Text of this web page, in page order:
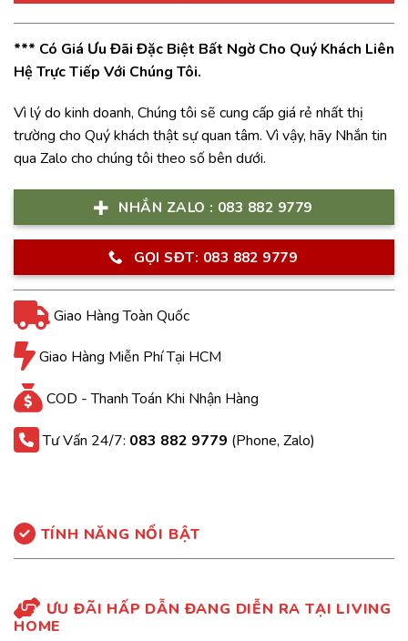
*** Có Giá Ưu Đãi Đặc Biệt Bất Ngờ Cho Quý Khách Liên
Hệ Trực Tiếp Với Chúng Tôi.
Vì lý do kinh doanh, Chúng tôi sẽ cung cấp giá rẻ nhất thị
trường cho Quý khách thật sự quan tâm. Vì vậy, hãy Nhắn tin
qua Zalo cho chúng tôi theo số bên dưới.
NHẮN ZALO : 083 882 9779
GỌI SĐT: 083 882 9779
Giao Hàng Toàn Quốc
Giao Hàng Miễn Phí Tại HCM
COD - Thanh Toán Khi Nhận Hàng
Tư Vấn 24/7: 083 882 9779 (Phone, Zalo)
TÍNH NĂNG NỔI BẬT
ƯU ĐÃI HẤP DẪN ĐANG DIỄN RA TẠI LIVING
HOME